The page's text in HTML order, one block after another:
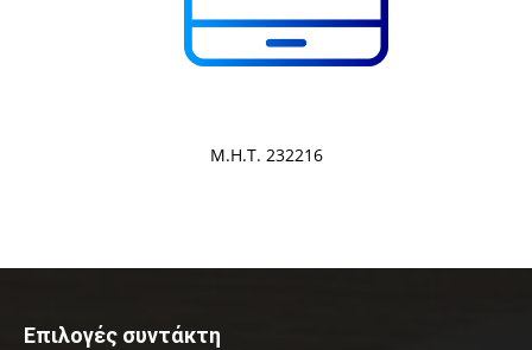
Μ.Η.Τ. 232216
Επιλογές συντάκτη